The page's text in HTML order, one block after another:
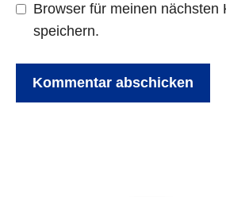
Browser für meinen nächsten
speichern.